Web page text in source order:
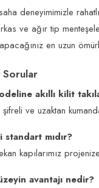
deneyimimizle
ve ağır tip
en uzun
Sorular
akıllı kilit
ve uzaktan
mıdır?
kapılarımız
avantajı nedir?